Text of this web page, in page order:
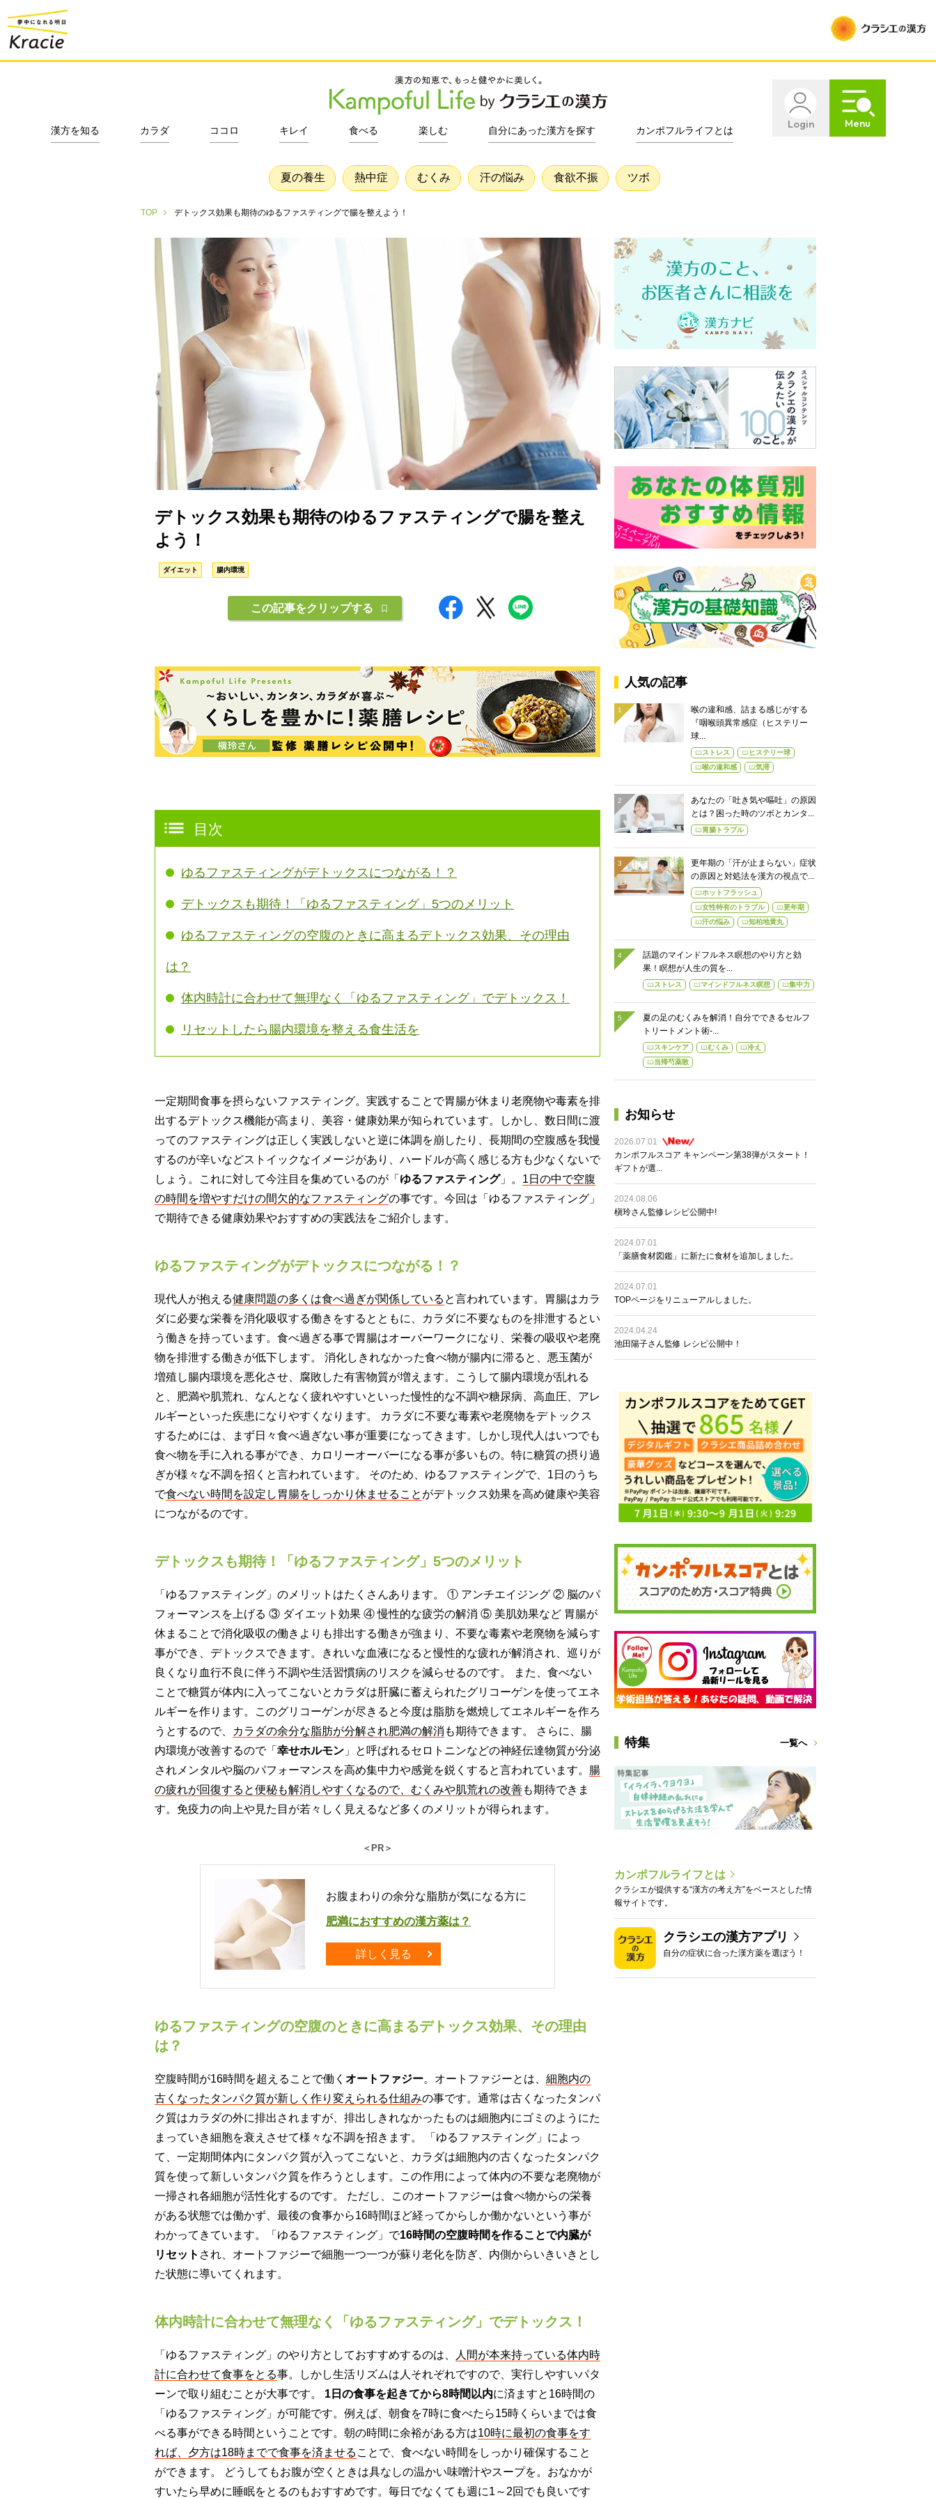
Login Menu
漢方を知る カラダ ココロ キレイ 食べる 楽しむ 自分にあった漢方を探す カンポフルライフとは
夏の養生 熱中症 むくみ 汗の悩み 食欲不振 ツボ
TOP デトックス効果も期待のゆるファスティングで腸を整えよう！
デトックス効果も期待のゆるファスティングで腸を整え
よう！
ダイエット 腸内環境
この記事をクリップする
目次
ゆるファスティングがデトックスにつながる！？
デトックスも期待！「ゆるファスティング」5つのメリット
ゆるファスティングの空腹のときに高まるデトックス効果、その理由
は？
体内時計に合わせて無理なく「ゆるファスティング」でデトックス！
リセットしたら腸内環境を整える食生活を
一定期間食事を摂らないファスティング。実践することで胃腸が休まり老廃物や毒素を排
出するデトックス機能が高まり、美容・健康効果が知られています。しかし、数日間に渡
ってのファスティングは正しく実践しないと逆に体調を崩したり、長期間の空腹感を我慢
するのが辛いなどストイックなイメージがあり、ハードルが高く感じる方も少なくないで
しょう。これに対して今注目を集めているのが「 ゆるファスティング」。 1日の中で空腹
の時間を増やすだけの間欠的なファスティングの事です。今回は「ゆるファスティング」
で期待できる健康効果やおすすめの実践法をご紹介します。
ゆるファスティングがデトックスにつながる！？
現代人が抱える健康問題の多くは食べ過ぎが関係している と言われています。胃腸はカラ
ダに必要な栄養を消化吸収する働きをするとともに、カラダに不要なものを排泄するとい
う働きを持っています。食べ過ぎる事で胃腸はオーバーワークになり、栄養の吸収や老廃
物を排泄する働きが低下します。 消化しきれなかった食べ物が腸内に滞ると、悪玉菌が
増殖し腸内環境を悪化させ、腐敗した有害物質が増えます。こうして腸内環境が乱れる
と、肥満や肌荒れ、なんとなく疲れやすいといった慢性的な不調や糖尿病、高血圧、アレ
ルギーといった疾患になりやすくなります。 カラダに不要な毒素や老廃物をデトックス
するためには、まず日々食べ過ぎない事が重要になってきます。しかし現代人はいつでも
食べ物を手に入れる事ができ、カロリーオーバーになる事が多いもの。特に糖質の摂り過
ぎが様々な不調を招くと言われています。 そのため、ゆるファスティングで、1日のうち
で食べない時間を設定し胃腸をしっかり休ませること がデトックス効果を高め健康や美容
につながるのです。
デトックスも期待！「ゆるファスティング」5つのメリット
「ゆるファスティング」のメリットはたくさんあります。 ① アンチエイジング ② 脳のパ
フォーマンスを上げる ③ ダイエット効果 ④ 慢性的な疲労の解消 ⑤ 美肌効果など 胃腸が
休まることで消化吸収の働きよりも排出する働きが強まり、不要な毒素や老廃物を減らす
事ができ、デトックスできます。きれいな血液になると慢性的な疲れが解消され、巡りが
良くなり血行不良に伴う不調や生活習慣病のリスクを減らせるのです。 また、食べない
ことで糖質が体内に入ってこないとカラダは肝臓に蓄えられたグリコーゲンを使ってエネ
ルギーを作ります。このグリコーゲンが尽きると今度は脂肪を燃焼してエネルギーを作ろ
うとするので、
カラダの余分な脂肪が分解され肥満の解消 も期待できます。 さらに、腸
内環境が改善するので「 幸せホルモン 」と呼ばれるセロトニンなどの神経伝達物質が分泌
されメンタルや脳のパフォーマンスを高め集中力や感覚を鋭くすると言われています。 腸
の疲れが回復すると便秘も解消しやすくなるので、むくみや肌荒れの改善も期待できま
す。免疫力の向上や見た目が若々しく見えるなど多くのメリットが得られます。
＜PR＞
お腹まわりの余分な脂肪が気になる方に
肥満におすすめの漢方薬は？
詳しく見る
ゆるファスティングの空腹のときに高まるデトックス効果、その理由
は？
空腹時間が16時間を超えることで働く オートファジー。オートファジーとは、 細胞内の
古くなったタンパク質が新しく作り変えられる仕組みの事です。通常は古くなったタンパ
ク質はカラダの外に排出されますが、排出しきれなかったものは細胞内にゴミのようにた
まっていき細胞を衰えさせて様々な不調を招きます。 「ゆるファスティング」によっ
て、一定期間体内にタンパク質が入ってこないと、カラダは細胞内の古くなったタンパク
質を使って新しいタンパク質を作ろうとします。この作用によって体内の不要な老廃物が
一掃され各細胞が活性化するのです。 ただし、このオートファジーは食べ物からの栄養
がある状態では働かず、最後の食事から16時間ほど経ってからしか働かないという事が
わかってきています。「ゆるファスティング」で16時間の空腹時間を作ることで内臓が
リセット され、オートファジーで細胞一つ一つが蘇り老化を防ぎ、内側からいきいきとし
た状態に導いてくれます。
体内時計に合わせて無理なく「ゆるファスティング」でデトックス！
「ゆるファスティング」のやり方としておすすめするのは、
人間が本来持っている体内時
計に合わせて食事をとる事。しかし生活リズムは人それぞれですので、実行しやすいパタ
ーンで取り組むことが大事です。 1日の食事を起きてから8時間以内に済ますと16時間の
「ゆるファスティング」が可能です。例えば、朝食を7時に食べたら15時くらいまでは食
べる事ができる時間ということです。朝の時間に余裕がある方は10時に最初の食事をす
れば、夕方は18時までで食事を済ませる ことで、食べない時間をしっかり確保すること
ができます。 どうしてもお腹が空くときは具なしの温かい味噌汁やスープを。おなかが
すいたら早めに睡眠をとるのもおすすめです。毎日でなくても週に1～2回でも良いです
人気の記事
喉の違和感、詰まる感じがする
『咽喉頭異常感症（ヒステリー
球...
ストレス
ヒステリー球
喉の違和感
気滞
あなたの「吐き気や嘔吐」の原因
とは？困った時のツボとカンタ...
胃腸トラブル
更年期の「汗が止まらない」症状
の原因と対処法を漢方の視点で...
ホットフラッシュ
女性特有のトラブル
更年期
汗の悩み
知柏地黄丸
話題のマインドフルネス瞑想のやり方と効
果！瞑想が人生の質を...
ストレス マインドフルネス瞑想 集中力
夏の足のむくみを解消！自分でできるセルフ
トリートメント術-...
スキンケア むくみ
冷え
当帰芍薬散
お知らせ
2026.07.01
カンポフルスコア キャンペーン第38弾がスタート！
ギフトが選...
2024.08.06
槇玲さん監修レシピ公開中!
2024.07.01
「薬膳食材図鑑」に新たに食材を追加しました。
2024.07.01
TOPページをリニューアルしました。
2024.04.24
池田陽子さん監修 レシピ公開中！
特集 一覧へ
カンポフルライフとは
クラシエが提供する“漢方の考え方”をベースとした情
報サイトです。
クラシエの漢方アプリ
自分の症状に合った漢方薬を選ぼう！